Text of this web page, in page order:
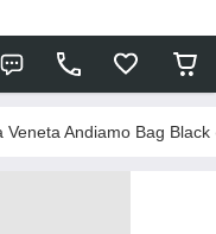
Veneta Andiamo Bag Black